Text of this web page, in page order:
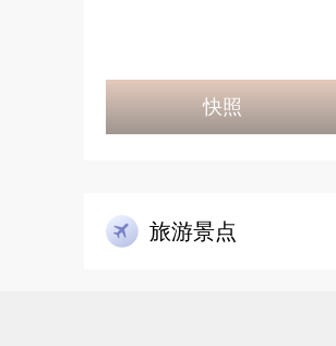
快照
旅游景点